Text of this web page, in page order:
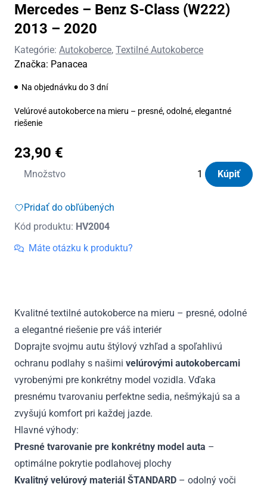
Mercedes – Benz S-Class (W222)
2013 – 2020
Kategórie: Autokoberce, Textilné Autokoberce
Značka: Panacea
Na objednávku do 3 dní
Velúrové autokoberce na mieru – presné, odolné, elegantné
riešenie
23,90 €
Množstvo
množstvo
textilné
Mercedes
-
2013
-
2020
Kúpiť
Pridať do obľúbených
Kód produktu: HV2004
Máte otázku k produktu?
Kvalitné textilné autokoberce na mieru – presné, odolné
a elegantné riešenie pre váš interiér
Doprajte svojmu autu štýlový vzhľad a spoľahlivú
ochranu podlahy s našimi velúrovými autokobercami
vyrobenými pre konkrétny model vozidla. Vďaka
presnému tvarovaniu perfektne sedia, nešmýkajú sa a
zvyšujú komfort pri každej jazde.
Hlavné výhody:
Presné tvarovanie pre konkrétny model auta –
optimálne pokrytie podlahovej plochy
Kvalitný velúrový materiál ŠTANDARD – odolný voči